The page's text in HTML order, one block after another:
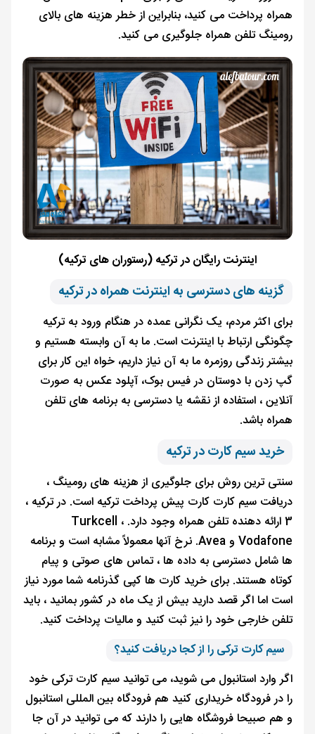
همراه پرداخت می کنید، بنابراین از خطر هزینه های بالای
رومینگ تلفن همراه جلوگیری می کنید.
اینترنت رایگان در ترکیه (رستوران های ترکیه)
گزینه های دسترسی به اینترنت همراه در ترکیه
برای اکثر مردم، یک نگرانی عمده در هنگام ورود به ترکیه
چگونگی ارتباط با اینترنت است. ما به آن وابسته هستیم و
بیشتر زندگی روزمره ما به آن نیاز داریم، خواه این کار برای
گپ زدن با دوستان در فیس بوک، آپلود عکس به صورت
آنلاین ، استفاده از نقشه یا دسترسی به برنامه های تلفن
همراه باشد.
خرید سیم کارت در ترکیه
سنتی ترین روش برای جلوگیری از هزینه های رومینگ ،
دریافت سیم کارت کارت پیش پرداخت ترکیه است. در ترکیه ،
3 ارائه دهنده تلفن همراه وجود دارد. Turkcell ،
Vodafone و Avea. نرخ آنها معمولاً مشابه است و برنامه
ها شامل دسترسی به داده ها ، تماس های صوتی و پیام
کوتاه هستند. برای خرید کارت ها کپی گذرنامه شما مورد نیاز
است اما اگر قصد دارید بیش از یک ماه در کشور بمانید ، باید
تلفن خارجی خود را نیز ثبت کنید و مالیات پرداخت کنید.
سیم کارت ترکی را از کجا دریافت کنید؟
اگر وارد استانبول می شوید، می توانید سیم کارت ترکی خود
را در فرودگاه خریداری کنید هم فرودگاه بین المللی استانبول
و هم صبیحا فروشگاه هایی را دارند که می توانید در آن جا